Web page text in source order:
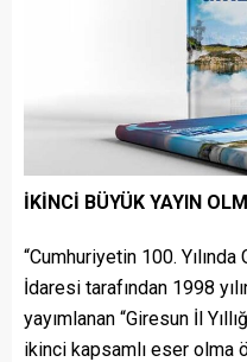
İKİNCİ BÜYÜK YAYIN
“Cumhuriyetin 100.
İdaresi tarafından 1998
yayımlanan “Giresun İl
ikinci kapsamlı eser olma